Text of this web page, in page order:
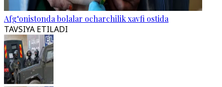
Afg‘onistonda bolalar ocharchilik xavfi ostida
TAVSIYA ETILADI